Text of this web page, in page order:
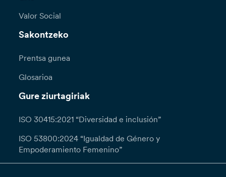
Valor Social
Sakontzeko
Prentsa gunea
Glosarioa
Gure ziurtagiriak
ISO 30415:2021 “Diversidad e inclusión”
ISO 53800:2024 “Igualdad de Género y
Empoderamiento Femenino”